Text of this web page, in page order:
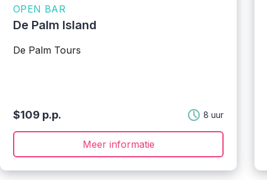
OPEN BAR
De Palm Island
De Palm Tours
$109 p.p. 8 uur
Meer informatie